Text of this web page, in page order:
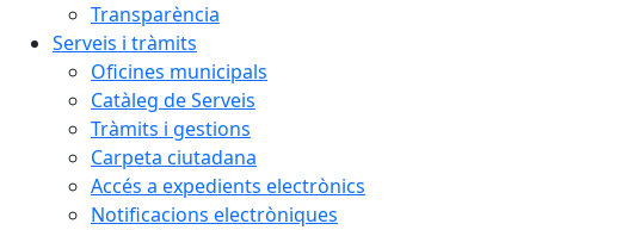
Transparència
Serveis i tràmits
Oficines municipals
Catàleg de Serveis
Tràmits i gestions
Carpeta ciutadana
Accés a expedients electrònics
Notificacions electròniques